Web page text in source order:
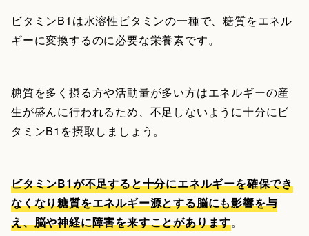
ビタミンB1は水溶性ビタミンの一種で、糖質をエネル
ギーに変換するのに必要な栄養素です。
糖質を多く摂る方や活動量が多い方はエネルギーの産
生が盛んに行われるため、不足しないように十分にビ
タミンB1を摂取しましょう。
ビタミンB1が不足すると十分にエネルギーを確保でき
なくなり糖質をエネルギー源とする脳にも影響を与
え、脳や神経に障害を来すことがあります。